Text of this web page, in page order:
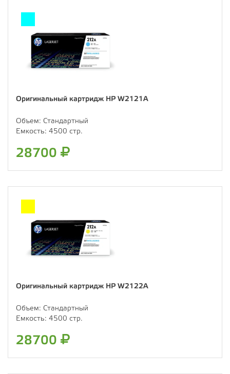
Оригинальный картридж HP W2121A
Объем: Стандартный
Емкость: 4500 стр.
28700
Оригинальный картридж HP W2122A
Объем: Стандартный
Емкость: 4500 стр.
28700